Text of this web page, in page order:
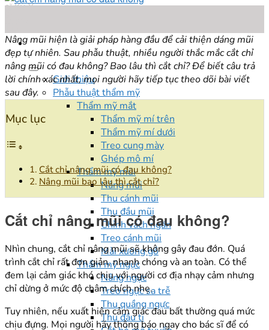
Giới thiệu
Phẫu thuật thẩm mỹ
Thẩm mỹ mắt
Thẩm mỹ mí trên
Thẩm mỹ mí dưới
Treo cung mày
Ghép mô mí
Thẩm mỹ mũi
Nâng mũi
Thu cánh mũi
Thu đầu mũi
Chỉnh vách ngăn
Treo cánh mũi
Mài xương gồ
Thẩm mỹ ngực
Nâng ngực
Treo ngực sa trễ
Thu quầng ngực
Thu đầu ti
Nâng mũi hiện là giải pháp hàng đầu để cải thiện dáng mũi
đẹp tự nhiên. Sau phẫu thuật, nhiều người thắc mắc cắt chỉ
nâng mũi có đau không? Bao lâu thì cắt chỉ? Để biết câu trả
lời chính xác nhất, mọi người hãy tiếp tục theo dõi bài viết
sau đây.
Mục lục
Cắt chỉ nâng mũi có đau không?
Nâng mũi bao lâu thì cắt chỉ?
Cắt chỉ nâng mũi có đau không?
Nhìn chung, cắt chỉ nâng mũi sẽ không gây đau đớn. Quá
trình cắt chỉ rất đơn giản, nhanh chóng và an toàn. Có thể
đem lại cảm giác khó chịu với người cơ địa nhạy cảm nhưng
chỉ dừng ở mức độ châm chích nhẹ.
Tuy nhiên, nếu xuất hiện cảm giác đau bất thường quá mức
chịu đựng. Mọi người hãy thông báo ngay cho bác sĩ để có